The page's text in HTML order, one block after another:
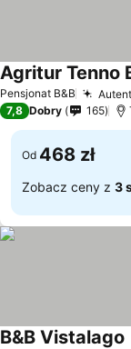
Pensjonat B&B
Agritur Tenno
7,8 Dobry 165
Od 468 zł
Zobacz ceny z 3
B&B Vistalago